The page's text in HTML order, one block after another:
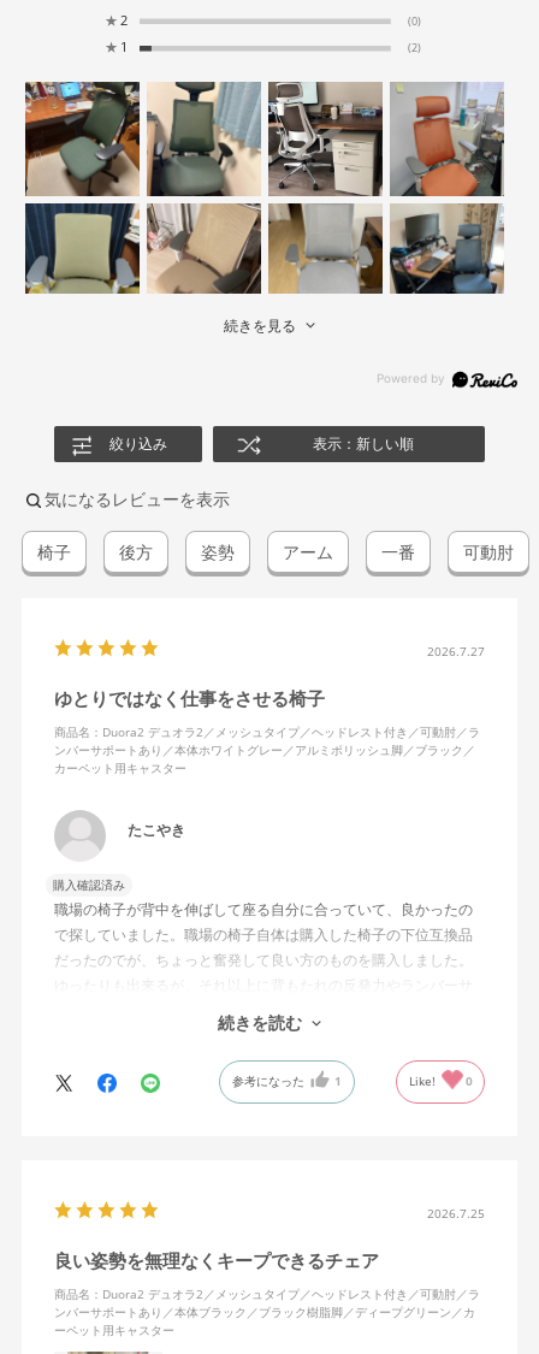
★ 2 (0)
★ 1 (2)
続きを見る
絞り込み 表示：新しい順
気になるレビューを表示
椅子 後方 姿勢 アーム 一番 可動肘
2026.7.27
ゆとりではなく仕事をさせる椅子
商品名：Duora2 デュオラ2／メッシュタイプ／ヘッドレスト付き／可動肘／ラ
ンバーサポートあり／本体ホワイトグレー／アルミポリッシュ脚／ブラック／
カーペット用キャスター
たこやき
購入確認済み
職場の椅子が背中を伸ばして座る自分に合っていて、良かったの
で探していました。職場の椅子自体は購入した椅子の下位互換品
だったのでが、ちょっと奮発して良い方のものを購入しました。
ゆったりも出来るが、それ以上に背もたれの反発力やランバーサ
ポートを突き出したり出来るので、モニターに向かわす方にも力
が入っていて仕事をするにはすごく良い椅子でした。
続きを読む
参考になった 1 Like! 0
2026.7.25
良い姿勢を無理なくキープできるチェア
商品名：Duora2 デュオラ2／メッシュタイプ／ヘッドレスト付き／可動肘／ラ
ンバーサポートあり／本体ブラック／ブラック樹脂脚／ディープグリーン／カ
ーペット用キャスター